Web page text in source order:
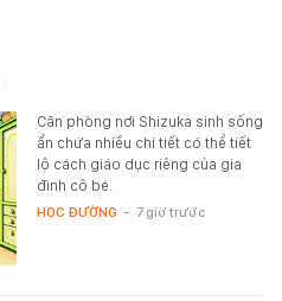
Căn phòng nơi Shizuka sinh sống
ẩn chứa nhiều chi tiết có thể tiết
lộ cách giáo dục riêng của gia
đình cô bé.
HỌC ĐƯỜNG - 7 giờ trước